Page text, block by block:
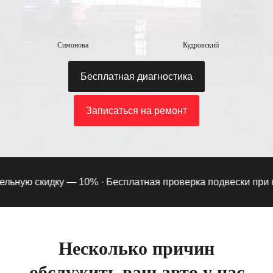
Симонова Кудровский
Бесплатная диагностика
Записаться на ремонт
скидку — 10% ·Бесплатная проверка подвески при
Несколько причин